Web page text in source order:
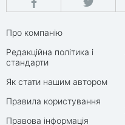
Про компанію
Редакційна політика і
стандарти
Як стати нашим автором
Правила користування
Правова інформація